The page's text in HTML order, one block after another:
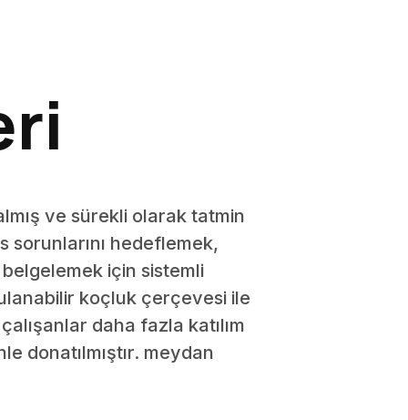
ve sürekli olarak tatmin
hedeflemek,
için sistemli
koçluk çerçevesi ile
daha fazla katılım
donatılmıştır. meydan